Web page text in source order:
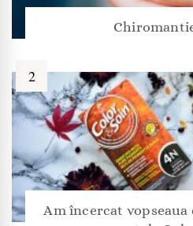
Am încercat vopseaua